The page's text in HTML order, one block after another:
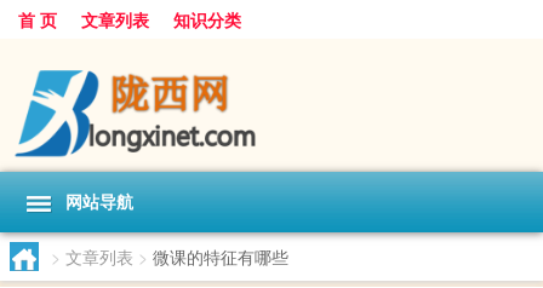
首 页 文章列表 知识分类
网站导航
> 文章列表 > 微课的特征有哪些